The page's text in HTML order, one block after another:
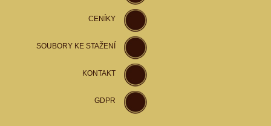
CENÍKY
SOUBORY KE STAŽENÍ
KONTAKT
GDPR